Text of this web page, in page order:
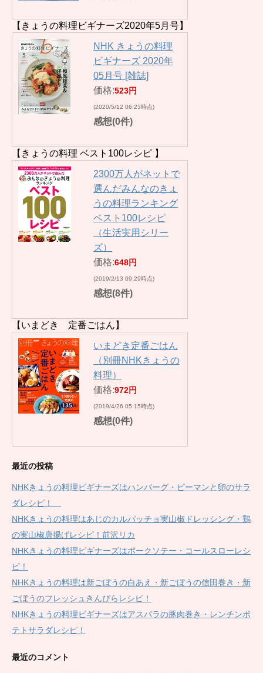
【きょうの料理ビギナーズ2020年5月号】
NHK きょうの料理
ビギナーズ 2020年
05月号 [雑誌]
価格:523円
(2020/5/12 06:23時点)
感想(0件)
【きょうの料理 ベスト100レシピ 】
2300万人がネットで
選んだみんなのきょ
うの料理ランキング
ベスト100レシピ
（生活実用シリー
ズ）
価格:648円
(2019/2/13 09:29時点)
感想(8件)
【いまどき 定番ごはん】
いまどき定番ごはん
（別冊NHKきょうの
料理）
価格:972円
(2019/4/26 05:15時点)
感想(0件)
最近の投稿
NHKきょうの料理ビギナーズはハンバーグ・ピーマンと卵のサラ
ダレシピ！
NHKきょうの料理はあじのカルパッチョ実山椒ドレッシング・鶏
の実山椒唐揚げレシピ！前沢リカ
NHKきょうの料理ビギナーズはポークソテー・コールスローレシ
ピ！
NHKきょうの料理は新ごぼうの白あえ・新ごぼうの信田巻き・新
ごぼうのフレッシュきんぴらレシピ！
NHKきょうの料理ビギナーズはアスパラの豚肉巻き・レンチンポ
テトサラダレシピ！
最近のコメント